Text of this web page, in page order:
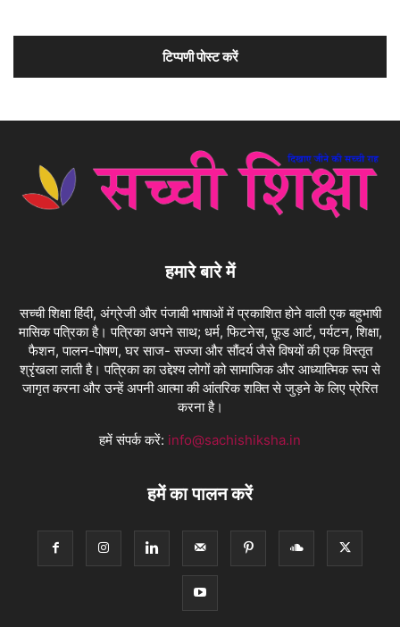
हमारे बारे में
सच्ची शिक्षा हिंदी, अंग्रेजी और पंजाबी भाषाओं में प्रकाशित होने वाली एक बहुभाषी
मासिक पत्रिका है। पत्रिका अपने साथ; धर्म, फिटनेस, फ़ूड आर्ट, पर्यटन, शिक्षा,
फैशन, पालन-पोषण, घर साज- सज्जा और सौंदर्य जैसे विषयों की एक विस्तृत
श्रृंखला लाती है। पत्रिका का उद्देश्य लोगों को सामाजिक और आध्यात्मिक रूप से
जागृत करना और उन्हें अपनी आत्मा की आंतरिक शक्ति से जुड़ने के लिए प्रेरित
करना है।
हमें संपर्क करें: info@sachishiksha.in
हमें का पालन करें